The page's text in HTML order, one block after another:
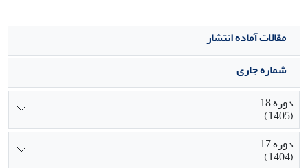
مقالات آماده انتشار
شماره جاری
دوره 18
(1405)
دوره 17
(1404)